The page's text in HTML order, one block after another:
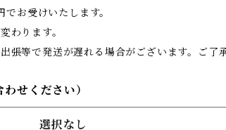
お受けいたします。
わります。
張等で発送が遅れる場合がございます。ご了
せください）
選択なし